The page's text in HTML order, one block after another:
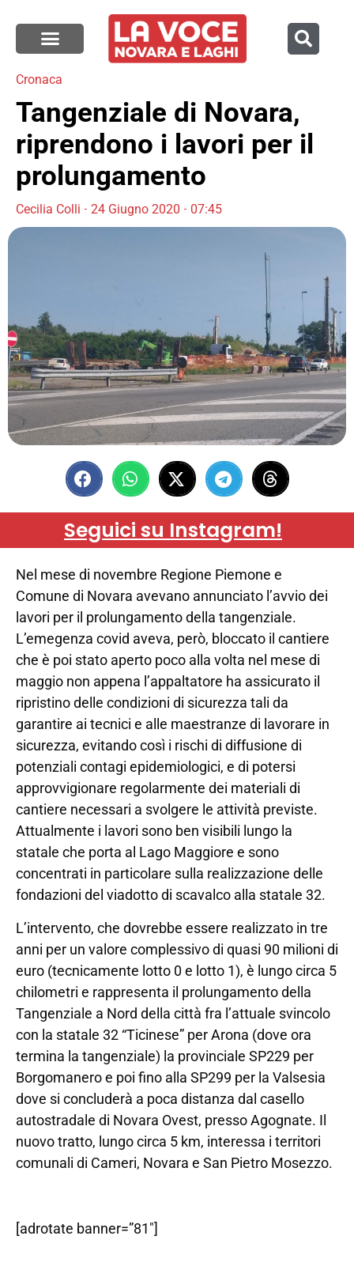
Cronaca
Tangenziale di Novara,
riprendono i lavori per il
prolungamento
Cecilia Colli 24 Giugno 2020 07:45
Seguici su Instagram!
Nel mese di novembre Regione Piemone e
Comune di Novara avevano annunciato l’avvio dei
lavori per il prolungamento della tangenziale.
L’emegenza covid aveva, però, bloccato il cantiere
che è poi stato aperto poco alla volta nel mese di
maggio non appena l’appaltatore ha assicurato il
ripristino delle condizioni di sicurezza tali da
garantire ai tecnici e alle maestranze di lavorare in
sicurezza, evitando così i rischi di diffusione di
potenziali contagi epidemiologici, e di potersi
approvvigionare regolarmente dei materiali di
cantiere necessari a svolgere le attività previste.
Attualmente i lavori sono ben visibili lungo la
statale che porta al Lago Maggiore e sono
concentrati in particolare sulla realizzazione delle
fondazioni del viadotto di scavalco alla statale 32.
L’intervento, che dovrebbe essere realizzato in tre
anni per un valore complessivo di quasi 90 milioni di
euro (tecnicamente lotto 0 e lotto 1), è lungo circa 5
chilometri e rappresenta il prolungamento della
Tangenziale a Nord della città fra l’attuale svincolo
con la statale 32 “Ticinese” per Arona (dove ora
termina la tangenziale) la provinciale SP229 per
Borgomanero e poi fino alla SP299 per la Valsesia
dove si concluderà a poca distanza dal casello
autostradale di Novara Ovest, presso Agognate. Il
nuovo tratto, lungo circa 5 km, interessa i territori
comunali di Cameri, Novara e San Pietro Mosezzo.
[adrotate banner=”81″]